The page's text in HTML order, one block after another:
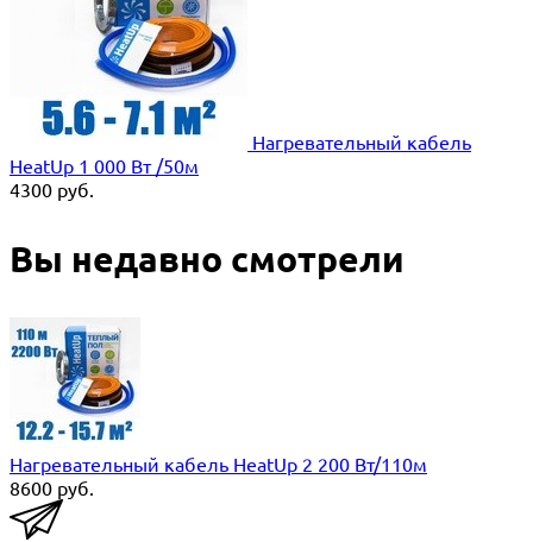
Нагревательный кабель
HeatUp 1 000 Вт /50м
4300 руб.
Вы недавно смотрели
Нагревательный кабель HeatUp 2 200 Вт/110м
8600 руб.